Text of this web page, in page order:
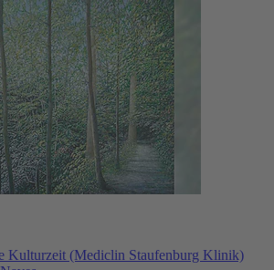
Kulturzeit (Mediclin Staufenburg Klinik)